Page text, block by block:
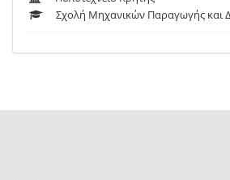
Σχολή Μηχανικών Παραγωγής και